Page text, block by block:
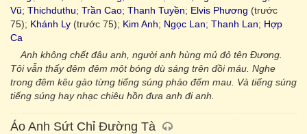
Vũ; Thichduthu; Trần Cao; Thanh Tuyền; Elvis Phương (trước
75); Khánh Ly (trước 75); Kim Anh; Ngọc Lan; Thanh Lan; Hợp
Ca
Anh không chết đâu anh, người anh hùng mủ đỏ tên Đương.
Tôi vẫn thấy đêm đêm một bóng dù sáng trên đồi máu. Nghe
trong đêm kêu gào từng tiếng súng pháo đếm mau. Và tiếng súng
tiếng súng hay nhạc chiêu hồn đưa anh đi anh.
Áo Anh Sứt Chỉ Đường Tà